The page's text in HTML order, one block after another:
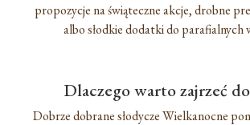
propozycje na świąteczne akcje, drobne
albo słodkie dodatki do parafialnych
Dlaczego warto zajrzeć
Dobrze dobrane słodycze Wielkanocne